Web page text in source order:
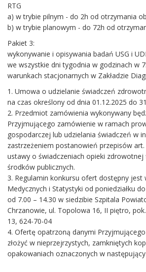
RTG
a) w trybie pilnym - do 2h od otrzymania
b) w trybie planowym - do 72h od
Pakiet 3:
wykonywanie i opisywania badań USG i
we wszystkie dni tygodnia w godzinach w
warunkach stacjonarnych w Zakładzie
1. Umowa o udzielanie świadczeń
na czas określony od dnia 01.12.2025 do
2. Przedmiot zamówienia wykonywany
Przyjmującego zamówienie w ramach
gospodarczej lub udzielania świadczeń w
zastrzeżeniem postanowień przepisów
ustawy o świadczeniach opieki zdrowotnej
środków publicznych.
3. Regulamin konkursu ofert dostępny
Medycznych i Statystyki od poniedziałku
od 7.00 – 14.30 w siedzibie Szpitala
Chrzanowie, ul. Topolowa 16, II piętro,
13, 624-70-04
4. Ofertę opatrzoną danymi
złożyć w nieprzejrzystych, zamkniętych
opakowaniach oznaczonych w